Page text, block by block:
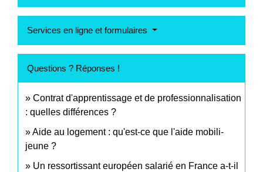
Services en ligne et formulaires
Questions ? Réponses !
Contrat d'apprentissage et de professionnalisation
: quelles différences ?
Aide au logement : qu'est-ce que l'aide mobili-
jeune ?
Un ressortissant européen salarié en France a-t-il